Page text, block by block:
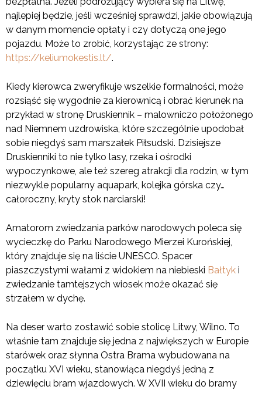
najlepiej będzie, jeśli wcześniej sprawdzi, jakie obowiązują
w danym momencie opłaty i czy dotyczą one jego
pojazdu. Może to zrobić, korzystając ze strony:
https://keliumokestis.lt/.
Kiedy kierowca zweryfikuje wszelkie formalności, może
rozsiąść się wygodnie za kierownicą i obrać kierunek na
przykład w stronę Druskiennik – malowniczo położonego
nad Niemnem uzdrowiska, które szczególnie upodobał
sobie niegdyś sam marszałek Piłsudski. Dzisiejsze
Druskienniki to nie tylko lasy, rzeka i ośrodki
wypoczynkowe, ale też szereg atrakcji dla rodzin, w tym
niezwykle popularny aquapark, kolejka górska czy…
całoroczny, kryty stok narciarski!
Amatorom zwiedzania parków narodowych poleca się
wycieczkę do Parku Narodowego Mierzei Kurońskiej,
który znajduje się na liście UNESCO. Spacer
piaszczystymi wałami z widokiem na niebieski Bałtyk i
zwiedzanie tamtejszych wiosek może okazać się
strzałem w dychę.
Na deser warto zostawić sobie stolicę Litwy, Wilno. To
właśnie tam znajduje się jedna z największych w Europie
starówek oraz słynna Ostra Brama wybudowana na
początku XVI wieku, stanowiąca niegdyś jedną z
dziewięciu bram wjazdowych. W XVII wieku do bramy